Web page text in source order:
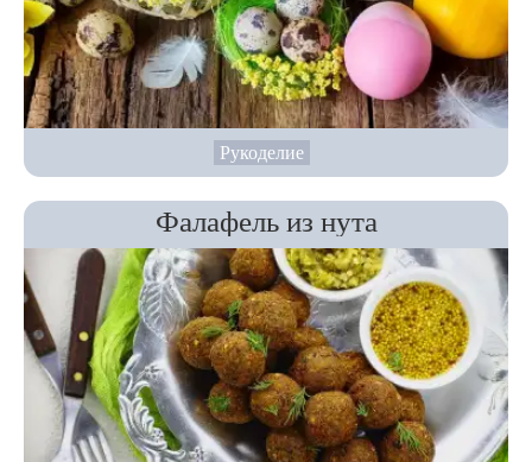
Рукоделие
Фалафель из нута